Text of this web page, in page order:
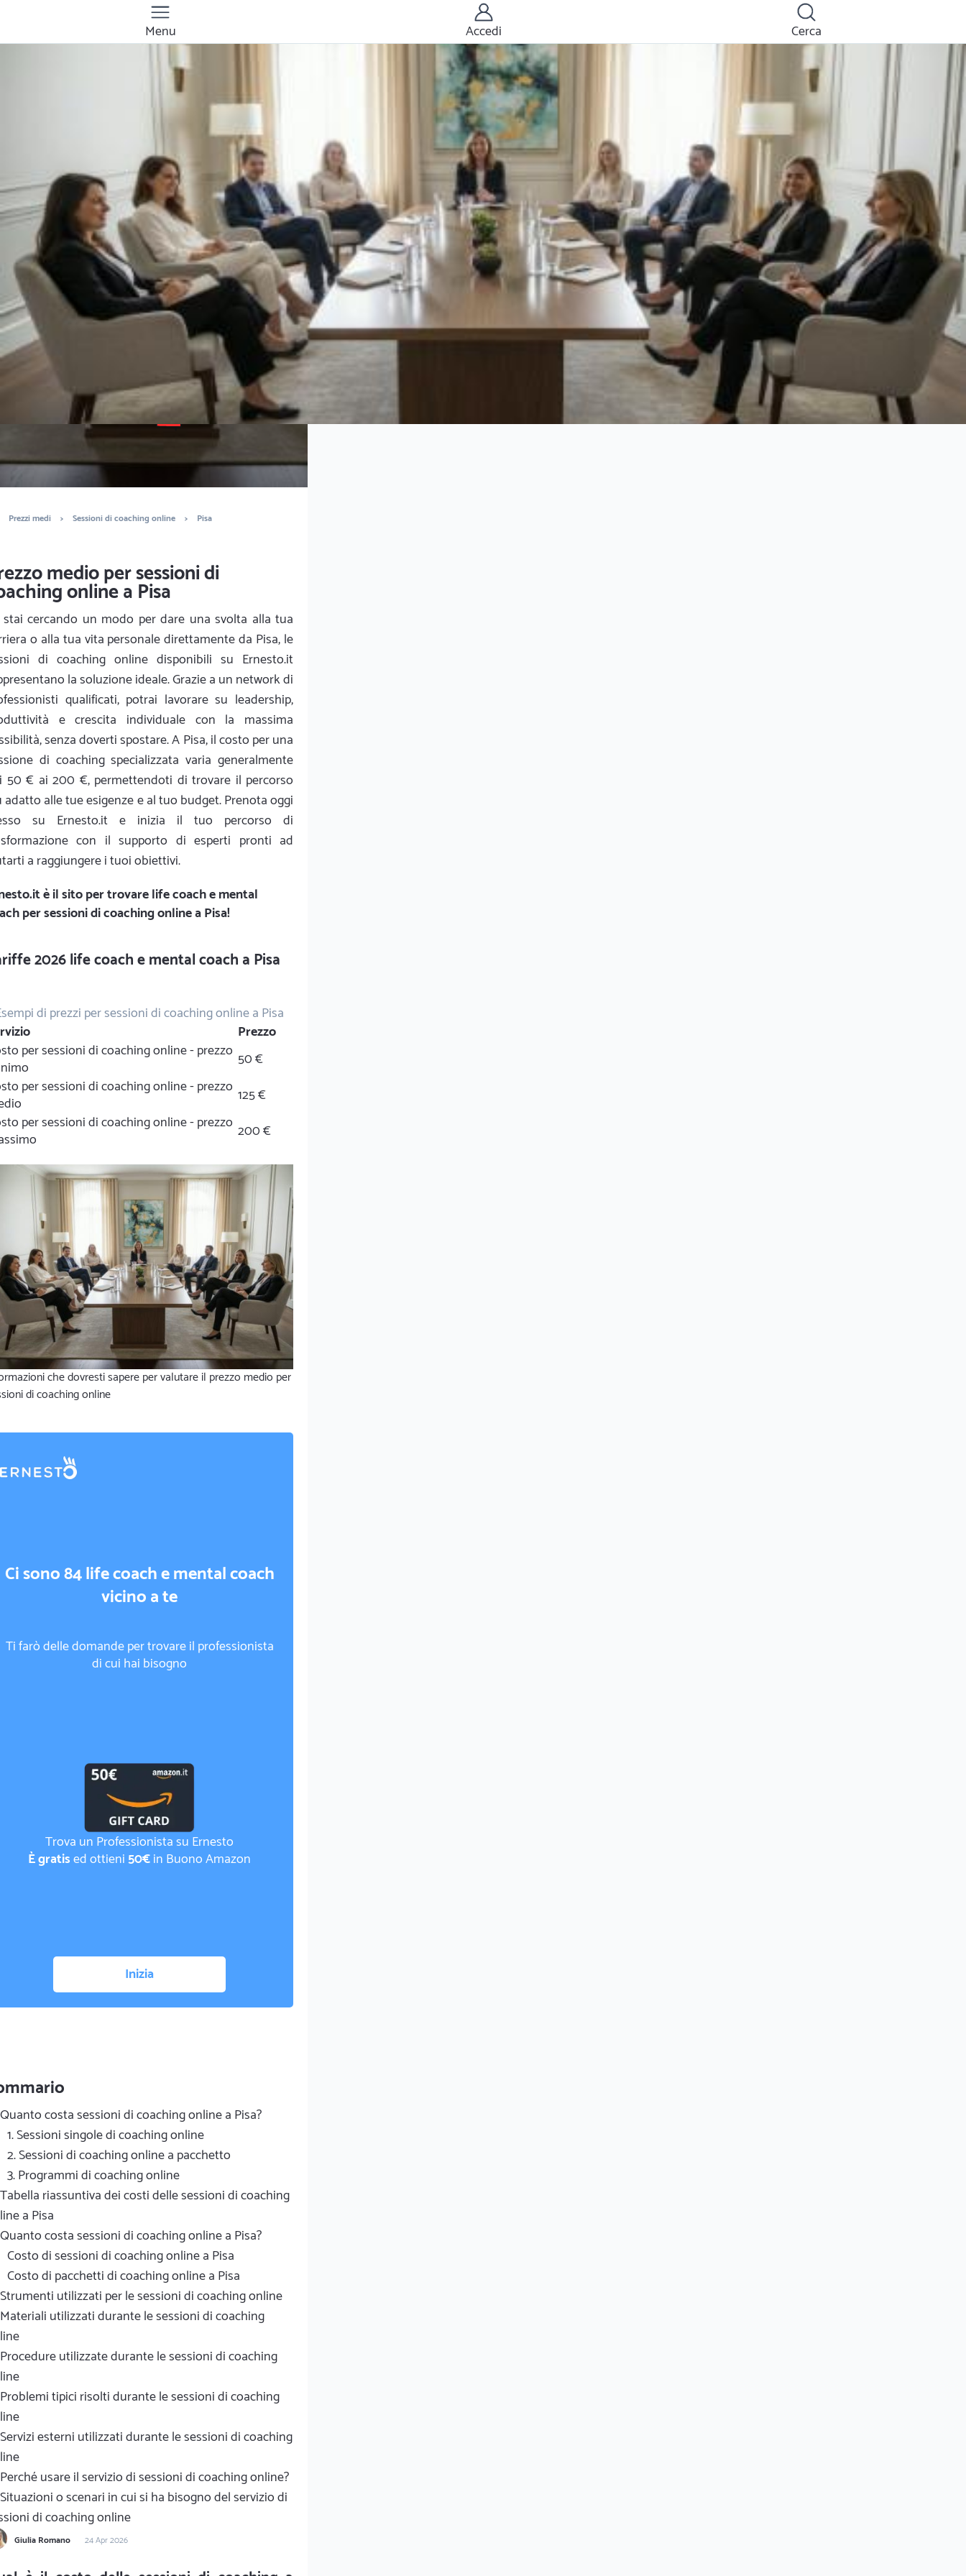
Quanto costa sessioni
di coaching online a
Pisa? Prezzi e tariffe
2026
Il costo medio per sessioni di coaching online
va da 50€ a 200€
Vuoi sapere il prezzo preciso per sessioni di
coaching online? Ottieni preventivi gratuiti.
È completamente gratuito
Trova life coach e mental coach
Prezzi medi > Sessioni di coaching online > Pisa
medio per sessioni di
online a Pisa
stai cercando un modo per dare una svolta alla tua
o alla tua vita personale direttamente da Pisa, le
di coaching online disponibili su Ernesto.it
la soluzione ideale. Grazie a un network di
qualificati, potrai lavorare su leadership,
e crescita individuale con la massima
senza doverti spostare. A Pisa, il costo per una
di coaching specializzata varia generalmente
50 € ai 200 €, permettendoti di trovare il percorso
adatto alle tue esigenze e al tuo budget. Prenota oggi
su Ernesto.it e inizia il tuo percorso di
con il supporto di esperti pronti ad
a raggiungere i tuoi obiettivi.
è il sito per trovare life coach e mental
per sessioni di coaching online a Pisa!
2026 life coach e mental coach a Pisa
di prezzi per sessioni di coaching online a Pisa
Prezzo
per sessioni di coaching online - prezzo 50 €
per sessioni di coaching online - prezzo 125 €
per sessioni di coaching online - prezzo 200 €
che dovresti sapere per valutare il prezzo medio per
di coaching online
Ci sono 84 life coach e mental coach
vicino a te
Ti farò delle domande per trovare il professionista
di cui hai bisogno
Trova un Professionista su Ernesto
È gratised ottieni50€in Buono Amazon
Inizia
Quanto costa sessioni di coaching online a Pisa?
1. Sessioni singole di coaching online
2. Sessioni di coaching online a pacchetto
3. Programmi di coaching online
Tabella riassuntiva dei costi delle sessioni di coaching
a Pisa
Quanto costa sessioni di coaching online a Pisa?
Costo di sessioni di coaching online a Pisa
Costo di pacchetti di coaching online a Pisa
Strumenti utilizzati per le sessioni di coaching online
Materiali utilizzati durante le sessioni di coaching
Procedure utilizzate durante le sessioni di coaching
Problemi tipici risolti durante le sessioni di coaching
Servizi esterni utilizzati durante le sessioni di coaching
Perché usare il servizio di sessioni di coaching online?
Situazioni o scenari in cui si ha bisogno del servizio di
di coaching online
Giulia Romano 24 Apr 2026
Menu Accedi Cerca